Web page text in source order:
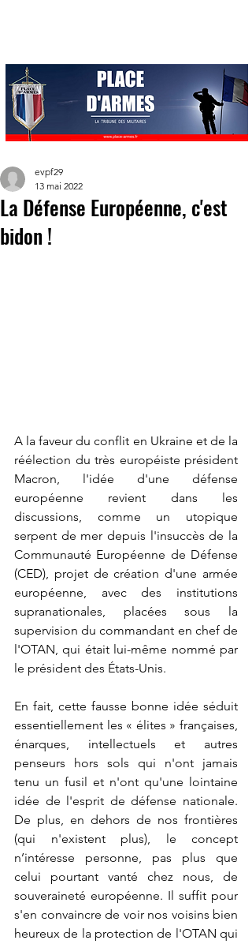
La Défense Européenne, c'est
bidon !
evpf29
13 mai 2022
A la faveur du conflit en Ukraine et de la
réélection du très européiste président
Macron, l'idée d'une défense
européenne revient dans les
discussions, comme un utopique
serpent de mer depuis l'insuccès de la
Communauté Européenne de Défense
(CED), projet de création d'une armée
européenne, avec des institutions
supranationales, placées sous la
supervision du commandant en chef de
l'OTAN, qui était lui-même nommé par
le président des États-Unis.
En fait, cette fausse bonne idée séduit
essentiellement les « élites » françaises,
énarques, intellectuels et autres
penseurs hors sols qui n'ont jamais
tenu un fusil et n'ont qu'une lointaine
idée de l'esprit de défense nationale.
De plus, en dehors de nos frontières
(qui n'existent plus), le concept
n’intéresse personne, pas plus que
celui pourtant vanté chez nous, de
souveraineté européenne. Il suffit pour
s'en convaincre de voir nos voisins bien
heureux de la protection de l'OTAN qui